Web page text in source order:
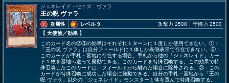
ジェネレイド・セイズ ヴァラ
王の呪 ヴァラ
炎属性
レベル 9
【 天使族／効果 】
攻撃力 2500 守備力 2500
このカード名の②③の効果はそれぞれ１ターンに１度しか使用できない。①：
「王の呪 ヴァラ」は自分フィールドに１体しか表側表示で存在できない。②：
このカードが手札・墓地に存在する場合、手札から他の「ジェネレイド」カー
ド１枚を墓地へ送って発動できる。このカードを特殊召喚する。この効果で特
殊召喚したこのカードは、フィールドから離れた場合に除外される。③：この
カードが特殊召喚に成功した場合に発動できる。自分の手札・墓地から「王の
呪 ヴァラ」以外の「ジェネレイド」モンスター１体を選んで特殊召喚する。